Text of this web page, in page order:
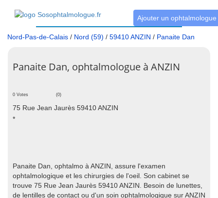
Ajouter un ophtalmologue
Nord-Pas-de-Calais / Nord (59) / 59410 ANZIN / Panaite Dan
Panaite Dan, ophtalmologue à ANZIN
0 Votes (0)
75 Rue Jean Jaurès 59410 ANZIN
*
Panaite Dan, ophtalmo à ANZIN, assure l'examen
ophtalmologique et les chirurgies de l'oeil. Son cabinet se
trouve 75 Rue Jean Jaurès 59410 ANZIN. Besoin de lunettes,
de lentilles de contact ou d'un soin ophtalmologique sur ANZIN